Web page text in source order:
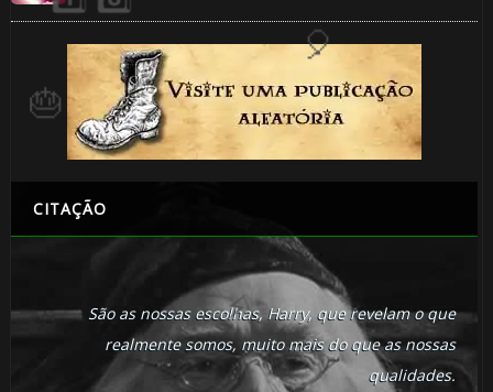
CITAÇÃO
São as nossas escolhas, Harry, que revelam o que
realmente somos, muito mais do que as nossas
qualidades.
1️⃣ 8️⃣
1️⃣ 8️⃣